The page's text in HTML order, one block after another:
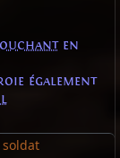
en
également
soldat